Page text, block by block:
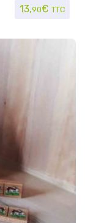
13,90€ TTC